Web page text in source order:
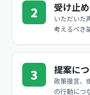
2 受け止
いただいた
考えるべき
3 提案に
政策提言、
の行動につ